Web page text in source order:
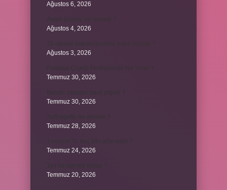
Ağustos 6, 2026
Ağustos 4, 2026
Ağustos 3, 2026
Temmuz 30, 2026
Temmuz 30, 2026
Temmuz 28, 2026
Temmuz 24, 2026
Temmuz 20, 2026